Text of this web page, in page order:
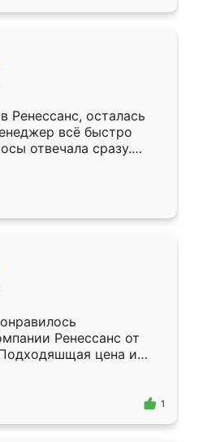
более разнообразный.
то потребуется из
только здесь.
Ренессанс, осталась
всё быстро
отвечала сразу.
субботу, подошёл к
Собрали
аккуратно, даже
Ренессанс от
цена и
Приехавший
Владислав
эскизу самый
1